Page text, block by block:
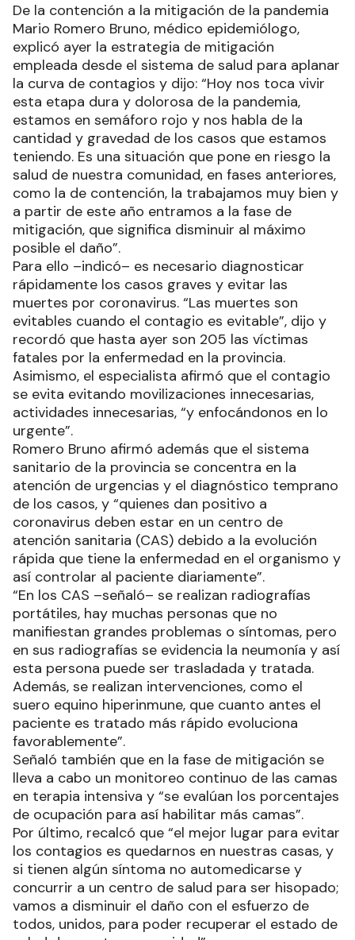
De la contención a la mitigación de la pandemia
Mario Romero Bruno, médico epidemiólogo,
explicó ayer la estrategia de mitigación
empleada desde el sistema de salud para aplanar
la curva de contagios y dijo: “Hoy nos toca vivir
esta etapa dura y dolorosa de la pandemia,
estamos en semáforo rojo y nos habla de la
cantidad y gravedad de los casos que estamos
teniendo. Es una situación que pone en riesgo la
salud de nuestra comunidad, en fases anteriores,
como la de contención, la trabajamos muy bien y
a partir de este año entramos a la fase de
mitigación, que significa disminuir al máximo
posible el daño”.
Para ello –indicó– es necesario diagnosticar
rápidamente los casos graves y evitar las
muertes por coronavirus. “Las muertes son
evitables cuando el contagio es evitable”, dijo y
recordó que hasta ayer son 205 las víctimas
fatales por la enfermedad en la provincia.
Asimismo, el especialista afirmó que el contagio
se evita evitando movilizaciones innecesarias,
actividades innecesarias, “y enfocándonos en lo
urgente”.
Romero Bruno afirmó además que el sistema
sanitario de la provincia se concentra en la
atención de urgencias y el diagnóstico temprano
de los casos, y “quienes dan positivo a
coronavirus deben estar en un centro de
atención sanitaria (CAS) debido a la evolución
rápida que tiene la enfermedad en el organismo y
así controlar al paciente diariamente”.
“En los CAS –señaló– se realizan radiografías
portátiles, hay muchas personas que no
manifiestan grandes problemas o síntomas, pero
en sus radiografías se evidencia la neumonía y así
esta persona puede ser trasladada y tratada.
Además, se realizan intervenciones, como el
suero equino hiperinmune, que cuanto antes el
paciente es tratado más rápido evoluciona
favorablemente”.
Señaló también que en la fase de mitigación se
lleva a cabo un monitoreo continuo de las camas
en terapia intensiva y “se evalúan los porcentajes
de ocupación para así habilitar más camas”.
Por último, recalcó que “el mejor lugar para evitar
los contagios es quedarnos en nuestras casas, y
si tienen algún síntoma no automedicarse y
concurrir a un centro de salud para ser hisopado;
vamos a disminuir el daño con el esfuerzo de
todos, unidos, para poder recuperar el estado de